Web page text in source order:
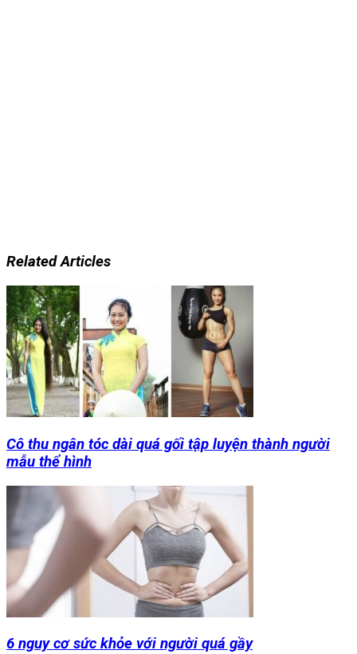
Related Articles
Cô thu ngân tóc dài quá gối tập luyện thành người
mẫu thể hình
6 nguy cơ sức khỏe với người quá gầy